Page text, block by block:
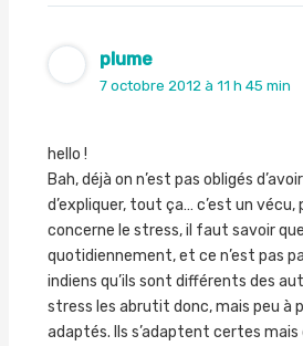
plume
7 octobre 2012 à 11 h 45 min
hello !
Bah, déjà on n’est pas obligés
d’expliquer, tout ça… c’est un vécu,
concerne le stress, il faut savoir
quotidiennement, et ce n’est pas
indiens qu’ils sont différents des
stress les abrutit donc, mais peu à
adaptés. Ils s’adaptent certes